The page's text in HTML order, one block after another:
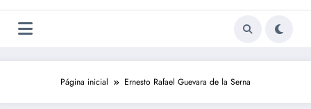
Página inicial Ernesto Rafael Guevara de la Serna